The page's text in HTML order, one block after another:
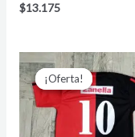
$13.175
¡Oferta!
¡Oferta!
precio
original
era:
$24.800.
El
precio
actual
es: